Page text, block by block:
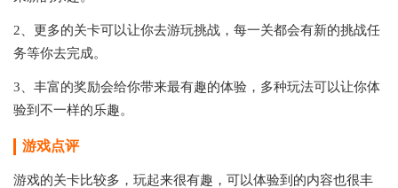
2、更多的关卡可以让你去游玩挑战，每一关都会有新的挑战任
务等你去完成。
3、丰富的奖励会给你带来最有趣的体验，多种玩法可以让你体
验到不一样的乐趣。
游戏点评
游戏的关卡比较多，玩起来很有趣，可以体验到的内容也很丰